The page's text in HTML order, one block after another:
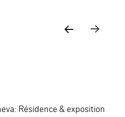
Résidence & exposition